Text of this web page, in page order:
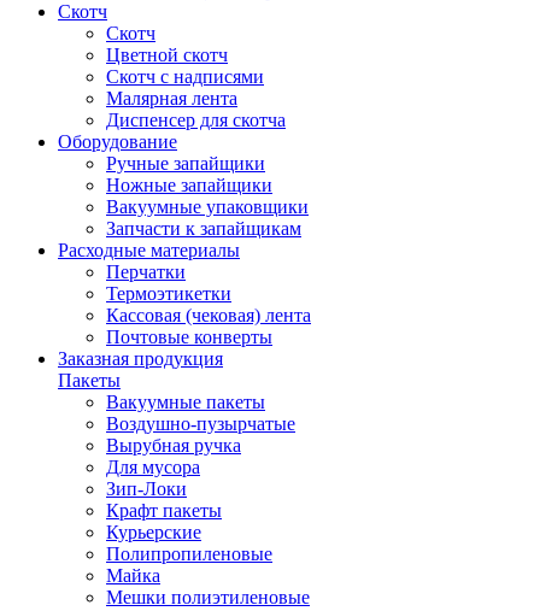
Скотч
Скотч
Цветной скотч
Скотч с надписями
Малярная лента
Диспенсер для скотча
Оборудование
Ручные запайщики
Ножные запайщики
Вакуумные упаковщики
Запчасти к запайщикам
Расходные материалы
Перчатки
Термоэтикетки
Кассовая (чековая) лента
Почтовые конверты
Заказная продукция
Пакеты
Вакуумные пакеты
Воздушно-пузырчатые
Вырубная ручка
Для мусора
Зип-Локи
Крафт пакеты
Курьерские
Полипропиленовые
Майка
Мешки полиэтиленовые